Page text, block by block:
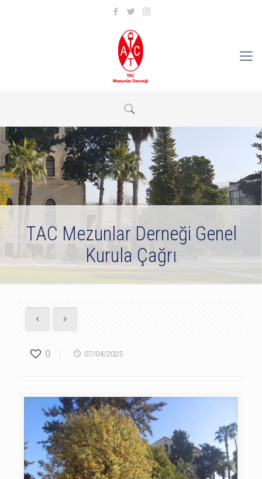
TAC Mezunlar Derneği Genel
Kurula Çağrı
0 07/04/2025